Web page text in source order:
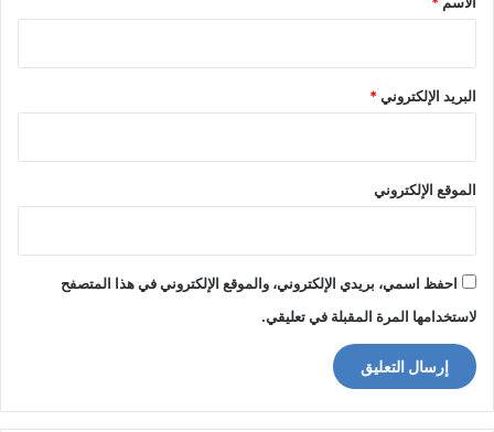
البريد الإلكتروني*
الموقع الإلكتروني
احفظ اسمي، بريدي الإلكتروني، والموقع الإلكتروني في هذا المتصفح
لاستخدامها المرة المقبلة في تعليقي.